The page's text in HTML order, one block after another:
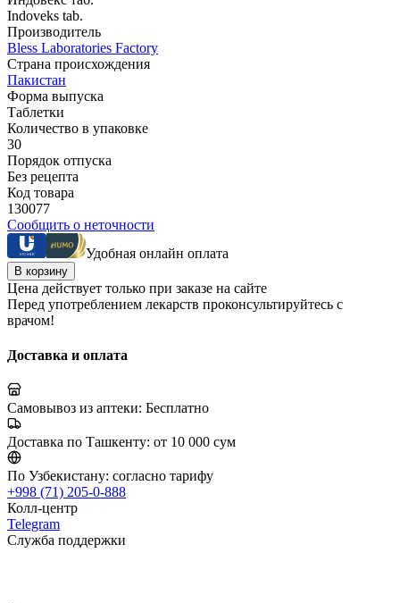
Indoveks tab.
Производитель
Bless Laboratories Factory
Страна происхождения
Пакистан
Форма выпуска
Таблетки
Количество в упаковке
30
Порядок отпуска
Без рецепта
Код товара
130077
Сообщить о неточности
Удобная онлайн оплата
В корзину
Цена действует только при заказе на сайте
Перед употреблением лекарств проконсультируйтесь с
врачом!
Доставка и оплата
Самовывоз из аптеки: Бесплатно
Доставка по Ташкенту: от 10 000 сум
По Узбекистану: согласно тарифу
+998 (71) 205-0-888
Колл-центр
Telegram
Служба поддержки